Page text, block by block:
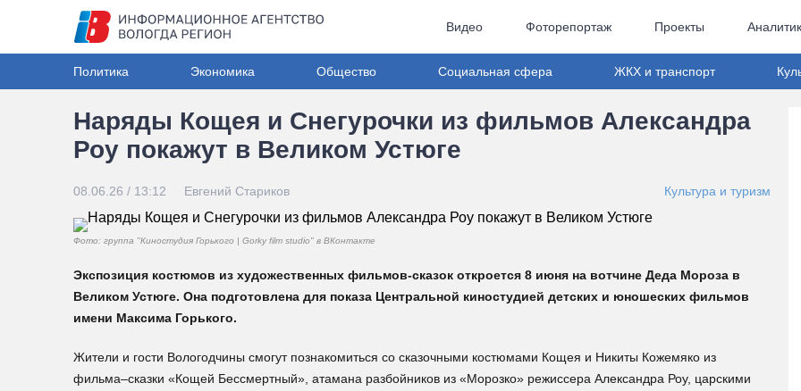
Видео Фоторепортаж Проекты
Политика Экономика Общество Социальная сфера ЖКХ и транспорт
Наряды Кощея и Снегурочки из фильмов Александра
Роу покажут в Великом Устюге
08.06.26 / 13:12 Евгений Стариков Культура и туризм
Фото: группа "Киностудия Горького | Gorky film studio" в ВКонтакте
Экспозиция костюмов из художественных фильмов-сказок откроется 8 июня на вотчине Деда Мороза в
Великом Устюге. Она подготовлена для показа Центральной киностудией детских и юношеских фильмов
имени Максима Горького.
Жители и гости Вологодчины смогут познакомиться со сказочными костюмами Кощея и Никиты Кожемяко из
фильма–сказки «Кощей Бессмертный», атамана разбойников из «Морозко» режиссера Александра Роу, царскими